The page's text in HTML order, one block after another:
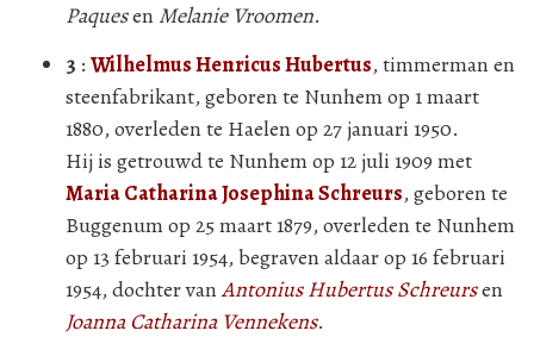
Paquesen Melanie Vroomen.
3 : Wilhelmus Henricus Hubertus, timmerman en
steenfabrikant, geboren te Nunhem op 1 maart
1880, overleden te Haelen op 27 januari 1950.
Hij is getrouwd te Nunhem op 12 juli 1909 met
Maria Catharina Josephina Schreurs, geboren te
Buggenum op 25 maart 1879, overleden te Nunhem
op 13 februari 1954, begraven aldaar op 16 februari
1954, dochter vanAntonius Hubertus Schreursen
Joanna Catharina Vennekens.